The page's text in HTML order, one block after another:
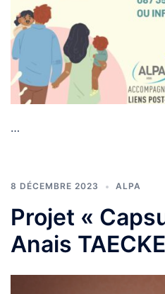
…
8 DÉCEMBRE 2023 ALPA
Projet «
Anais TAECKE